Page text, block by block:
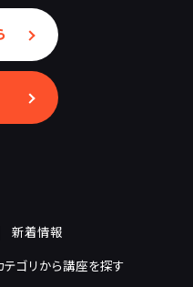
新着情報
テゴリから講座を探す